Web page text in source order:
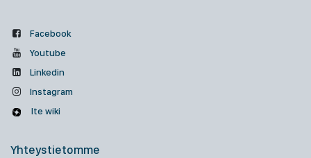
Facebook
Youtube
Linkedin
Instagram
Ite wiki
Yhteystietomme